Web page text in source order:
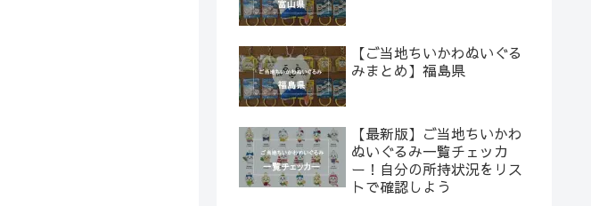
【ご当地ちいかわぬいぐる
みまとめ】福島県
【最新版】ご当地ちいかわ
ぬいぐるみ一覧チェッカ
ー！自分の所持状況をリス
トで確認しよう